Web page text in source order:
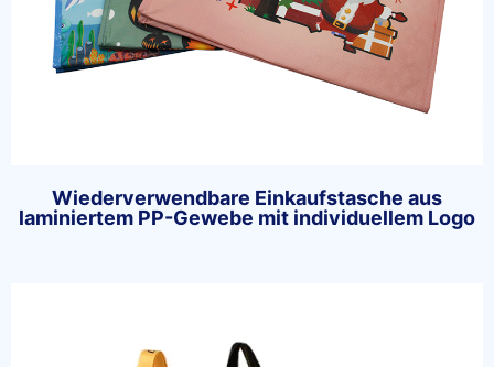
Wiederverwendbare Einkaufstasche aus
laminiertem PP-Gewebe mit individuellem Logo